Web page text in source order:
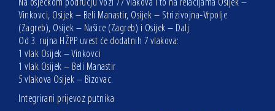
Na osječkom području vozi 77 vlakova i to na relacijama Osijek –
Vinkovci, Osijek – Beli Manastir, Osijek – Strizivojna-Vrpolje
(Zagreb), Osijek – Našice (Zagreb) i Osijek – Dalj.
Od 3. rujna HŽPP uvest će dodatnih 7 vlakova:
1 vlak Osijek – Vinkovci
1 vlak Osijek – Beli Manastir
5 vlakova Osijek – Bizovac.
Integrirani prijevoz putnika